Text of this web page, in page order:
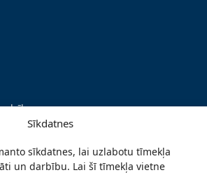
Sīkdatnes
sīkdatnes, lai uzlabotu tīmekļa
un darbību. Lai šī tīmekļa vietne